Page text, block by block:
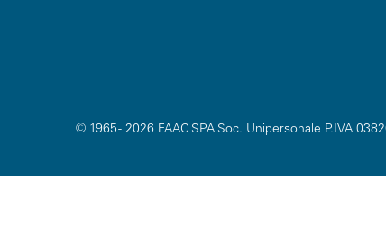
© 1965 - 2026 FAAC SPA Soc. Unipersonale P.IVA